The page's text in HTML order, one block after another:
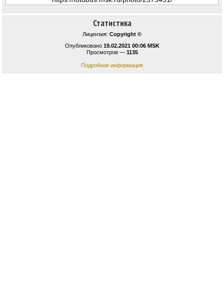
Статистика
Лицензия: Copyright ©
Опубликовано 19.02.2021 00:06 MSK
Просмотров — 1135
Подробная информация